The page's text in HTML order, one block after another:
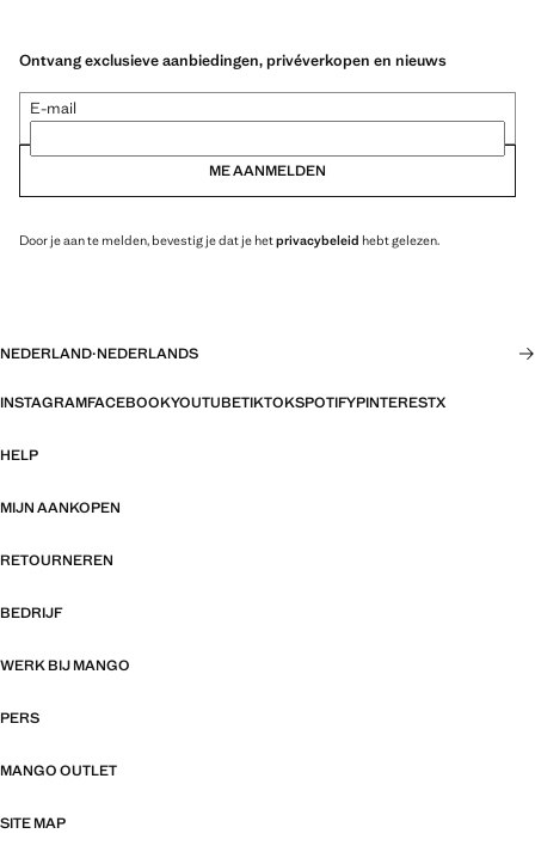
Ontvang exclusieve aanbiedingen, privéverkopen en nieuws
E-mail
ME AANMELDEN
Door je aan te melden, bevestig je dat je hetprivacybeleid hebt gelezen.
NEDERLAND·NEDERLANDS
INSTAGRAMFACEBOOKYOUTUBETIKTOKSPOTIFYPINTERESTX
HELP
MIJN AANKOPEN
RETOURNEREN
BEDRIJF
WERK BIJ MANGO
PERS
MANGO OUTLET
SITE MAP